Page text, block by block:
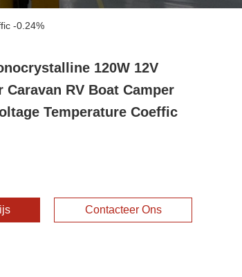
-0.24%
120W 12V
Caravan RV Boat Camper
Temperature Coeffic
Contacteer Ons